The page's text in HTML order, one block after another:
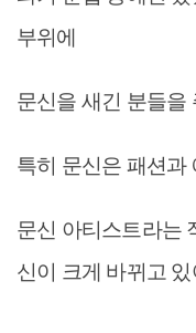
부위에
문신을 새긴 분들을
특히 문신은 패션과
문신 아티스트라는
신이 크게 바뀌고 있